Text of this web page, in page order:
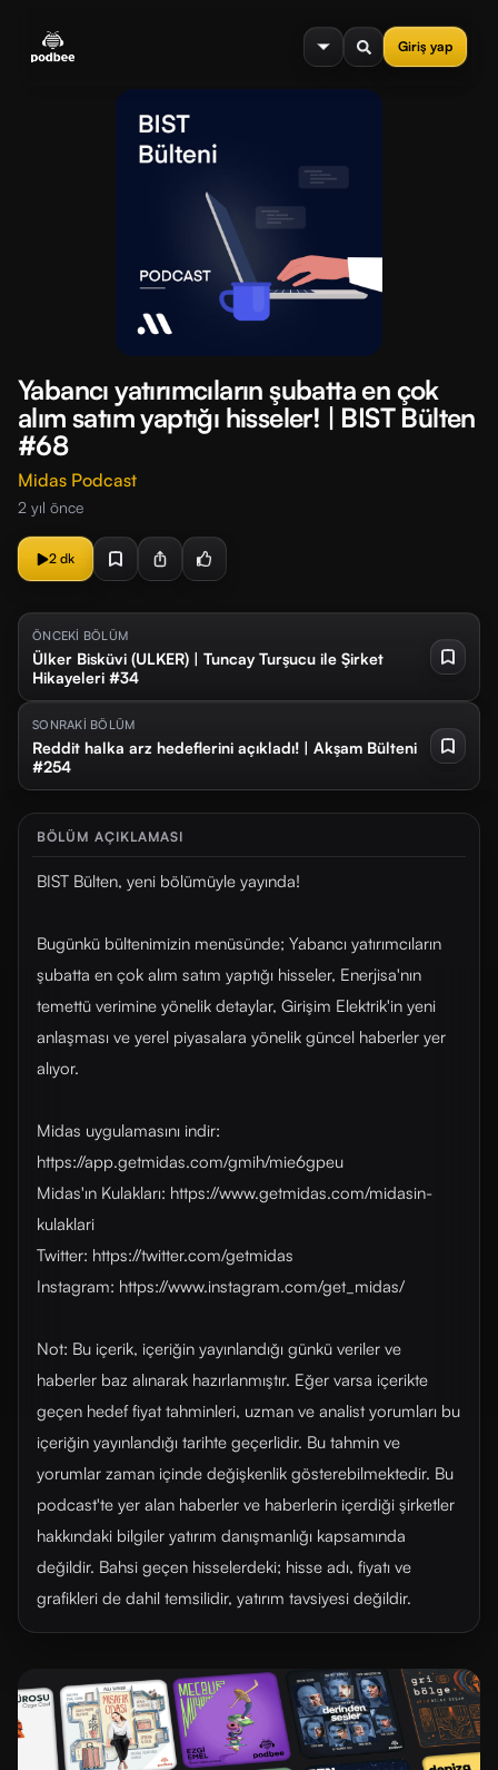
Giriş yap
menu
Yabancı yatırımcıların şubatta en çok
alım satım yaptığı hisseler! | BIST Bülten
#68
Midas Podcast
2 yıl önce
2 dk
ÖNCEKİ BÖLÜM
Ülker Bisküvi (ULKER) | Tuncay Turşucu ile Şirket
Hikayeleri #34
SONRAKİ BÖLÜM
Reddit halka arz hedeflerini açıkladı! | Akşam Bülteni
#254
BÖLÜM AÇIKLAMASI
BIST Bülten, yeni bölümüyle yayında!
Bugünkü bültenimizin menüsünde; Yabancı yatırımcıların
şubatta en çok alım satım yaptığı hisseler, Enerjisa'nın
temettü verimine yönelik detaylar, Girişim Elektrik'in yeni
anlaşması ve yerel piyasalara yönelik güncel haberler yer
alıyor.
Midas uygulamasını indir:
https://app.getmidas.com/gmih/mie6gpeu
Midas'ın Kulakları: https://www.getmidas.com/midasin-
kulaklari
Twitter: https://twitter.com/getmidas
Instagram: https://www.instagram.com/get_midas/
Not: Bu içerik, içeriğin yayınlandığı günkü veriler ve
haberler baz alınarak hazırlanmıştır. Eğer varsa içerikte
geçen hedef fiyat tahminleri, uzman ve analist yorumları bu
içeriğin yayınlandığı tarihte geçerlidir. Bu tahmin ve
yorumlar zaman içinde değişkenlik gösterebilmektedir. Bu
podcast'te yer alan haberler ve haberlerin içerdiği şirketler
hakkındaki bilgiler yatırım danışmanlığı kapsamında
değildir. Bahsi geçen hisselerdeki; hisse adı, fiyatı ve
grafikleri de dahil temsilidir, yatırım tavsiyesi değildir.